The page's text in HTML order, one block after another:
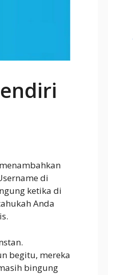
di
ketika di
Anda
begitu, mereka
bingung